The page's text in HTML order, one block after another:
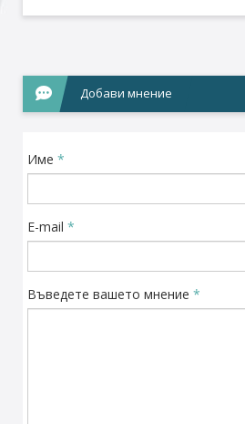
Добави мнение
Име *
E-mail *
Въведете вашето мнение *